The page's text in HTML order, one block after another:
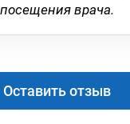
посещения врача.
Оставить отзыв